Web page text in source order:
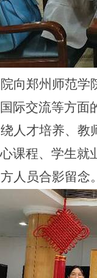
向郑州师范学
际交流等方面
人才培养、
课程、学生就
人员合影留念。